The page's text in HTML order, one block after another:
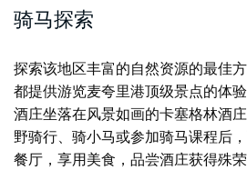
骑马探索
探索该地区丰富的自然资源的最
都提供游览麦夸里港顶级景点的体验
酒庄坐落在风景如画的卡塞格林酒
野骑行、骑小马或参加骑马课程后
餐厅，享用美食，品尝酒庄获得殊